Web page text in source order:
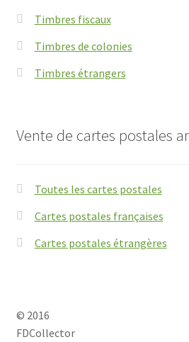
Timbres fiscaux
Timbres de colonies
Timbres étrangers
Vente de cartes postales
Toutes les cartes postales
Cartes postales françaises
Cartes postales étrangères
© 2016
FDCollector